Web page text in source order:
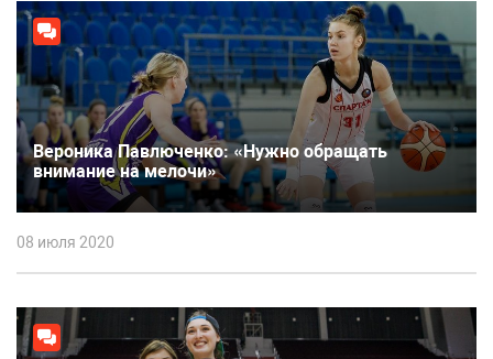
Вероника Павлюченко: «Нужно обращать
внимание на мелочи»
08 июля 2020